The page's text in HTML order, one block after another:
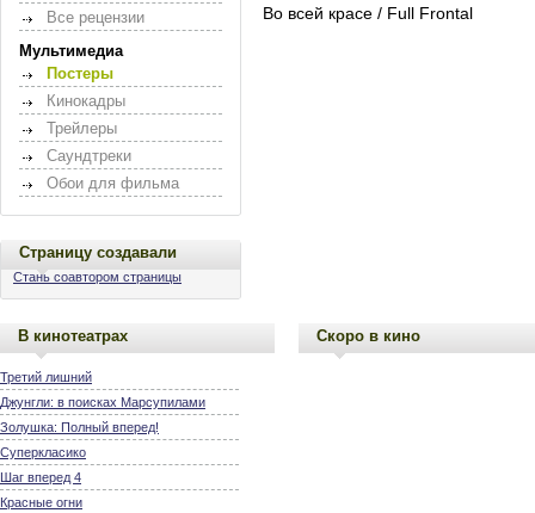
Все рецензии
Мультимедиа
Постеры
Кинокадры
Трейлеры
Саундтреки
Обои для фильма
Страницу создавали
Стань соавтором страницы
Во всей красе / Full Frontal
В кинотеатрах
Третий лишний
Джунгли: в поисках Марсупилами
Золушка: Полный вперед!
Суперкласико
Шаг вперед 4
Красные огни
Скоро в кино